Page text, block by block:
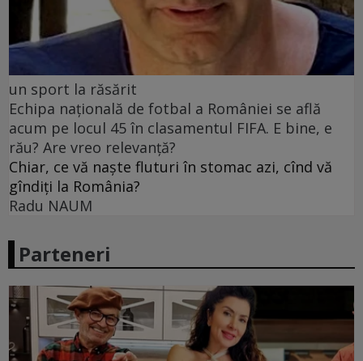
un sport la răsărit
Echipa națională de fotbal a României se află
acum pe locul 45 în clasamentul FIFA. E bine, e
rău? Are vreo relevanță?
Chiar, ce vă naște fluturi în stomac azi, cînd vă
gîndiți la România?
Radu NAUM
Parteneri